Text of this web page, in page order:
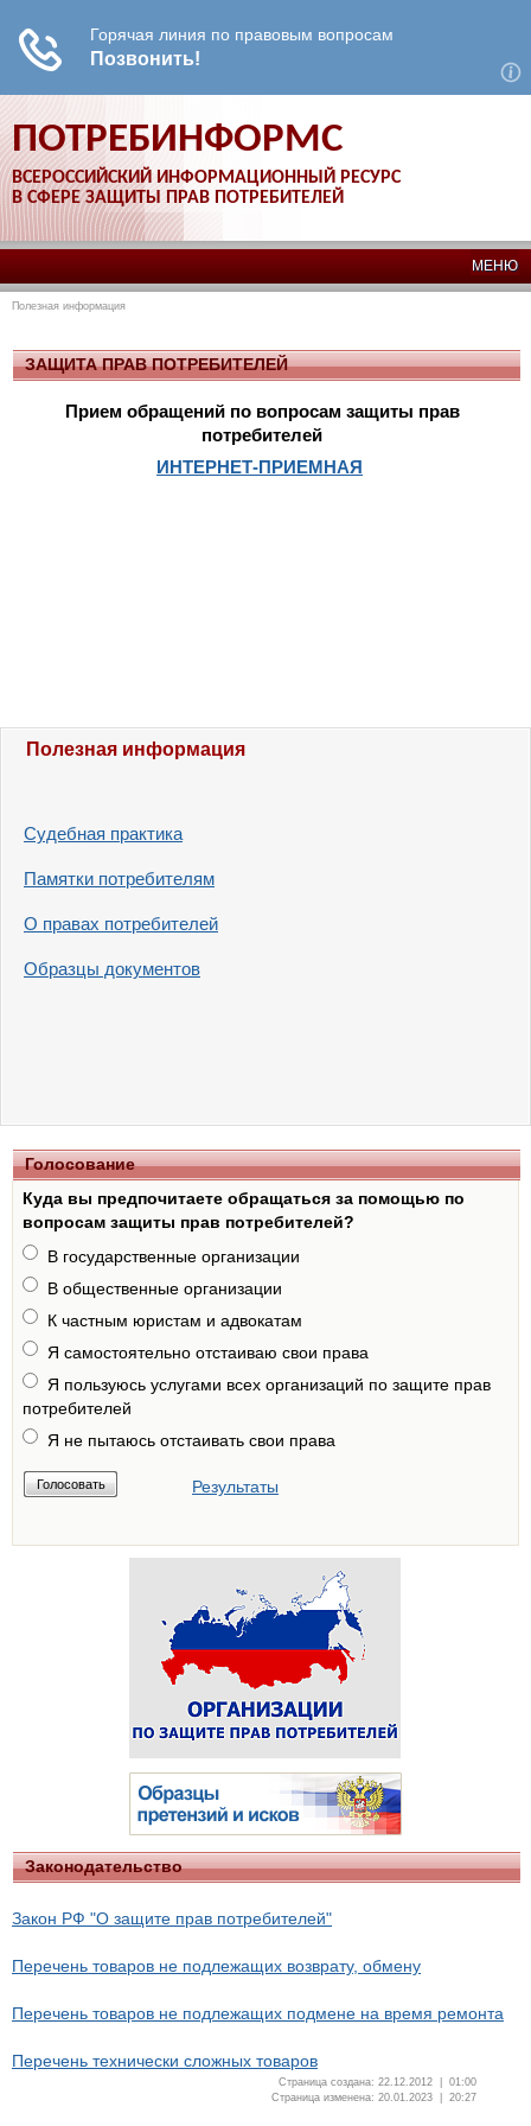
ПОТРЕБИНФОРМС
ВСЕРОССИЙСКИЙ ИНФОРМАЦИОННЫЙ РЕСУРС
В СФЕРЕ ЗАЩИТЫ ПРАВ ПОТРЕБИТЕЛЕЙ
МЕНЮ
Полезная информация
ЗАЩИТА ПРАВ ПОТРЕБИТЕЛЕЙ
Прием обращений по вопросам защиты прав
потребителей
ИНТЕРНЕТ-ПРИЕМНАЯ
Полезная информация
Судебная практика
Памятки потребителям
О правах потребителей
Образцы документов
Голосование
Куда вы предпочитаете обращаться за помощью по
вопросам защиты прав потребителей?
В государственные организации
В общественные организации
К частным юристам и адвокатам
Я самостоятельно отстаиваю свои права
Я пользуюсь услугами всех организаций по защите прав
потребителей
Я не пытаюсь отстаивать свои права
Результаты
Законодательство
Закон РФ "О защите прав потребителей"
Перечень товаров не подлежащих возврату, обмену
Перечень товаров не подлежащих подмене на время ремонта
Перечень технически сложных товаров
Страница создана: 22.12.2012 | 01:00
Страница изменена: 20.01.2023 | 20:27